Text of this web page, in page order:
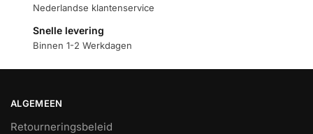
Nederlandse klantenservice
Snelle levering
Binnen 1-2 Werkdagen
ALGEMEEN
Retourneringsbeleid